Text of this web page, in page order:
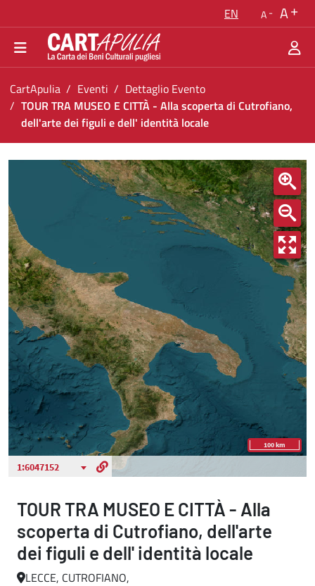
Go to navigation menu
Go to content
Go to the footer
EN A A
You are in:
CartApulia Eventi
Dettaglio Evento
TOUR TRA MUSEO E CITTÀ - Alla scoperta di Cutrofiano,
dell'arte dei figuli e dell' identità locale
TOUR TRA MUSEO E CITTÀ - Alla
TOUR TRA MUSEO E CITTÀ - Alla
scoperta di Cutrofiano, dell'arte
dei figuli e dell' identità locale
LECCE, CUTROFIANO,